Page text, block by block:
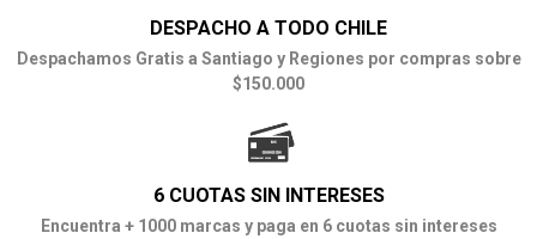
DESPACHO A TODO CHILE
Despachamos Gratis a Santiago y Regiones por compras sobre
$150.000
6 CUOTAS SIN INTERESES
Encuentra + 1000 marcas y paga en 6 cuotas sin intereses